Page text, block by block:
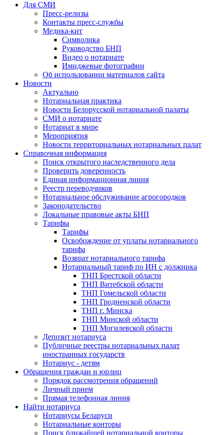
Для СМИ
Пресс-релизы
Контакты пресс-службы
Медика-кит
Символика
Руководство БНП
Видео о нотариате
Имиджевые фотографии
Об использовании материалов сайта
Новости
Актуально
Нотариальная практика
Новости Белорусской нотариальной палаты
СМИ о нотариате
Нотариат в мире
Мероприятия
Новости территориальных нотариальных палат
Справочная информация
Поиск открытого наследственного дела
Проверить доверенность
Единая информационная линия
Реестр переводчиков
Нотариальное обслуживание агрогородков
Законодательство
Локальные правовые акты БНП
Тарифы
Тарифы
Освобождение от уплаты нотариального
тарифа
Возврат нотариального тарифа
Нотариальный тариф по ИН с должника
ТНП Брестской области
ТНП Витебской области
ТНП Гомельской области
ТНП Гродненской области
ТНП г. Минска
ТНП Минской области
ТНП Могилевской области
Депозит нотариуса
Публичные реестры нотариальных палат
иностранных государств
Нотариус - детям
Обращения граждан и юрлиц
Порядок рассмотрения обращений
Личный прием
Прямая телефонная линия
Найти нотариуса
Нотариусы Беларуси
Нотариальные конторы
Поиск ближайшей нотариальной конторы